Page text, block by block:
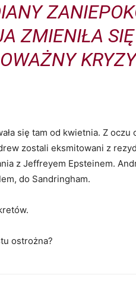
ZMIENIŁA
się tam od kwietnia. Z
zostali eksmitowani z
z Jeffreyem Epsteinem.
do Sandringham.
ostrożna?